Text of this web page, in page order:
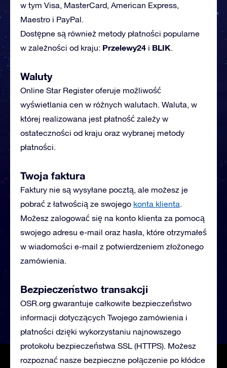
w tym Visa, MasterCard, American Express,
Maestro i PayPal.
Dostępne są również metody płatności popularne
w zależności od kraju: Przelewy24 i BLIK.
Waluty
Online Star Register oferuje możliwość
wyświetlania cen w różnych walutach. Waluta, w
której realizowana jest płatność zależy w
ostateczności od kraju oraz wybranej metody
płatności.
Twoja faktura
Faktury nie są wysyłane pocztą, ale możesz je
pobrać z łatwością ze swojego konta klienta.
Możesz zalogować się na konto klienta za pomocą
swojego adresu e-mail oraz hasła, które otrzymałeś
w wiadomości e-mail z potwierdzeniem złożonego
zamówienia.
Bezpieczeństwo transakcji
OSR.org gwarantuje całkowite bezpieczeństwo
informacji dotyczących Twojego zamówienia i
płatności dzięki wykorzystaniu najnowszego
protokołu bezpieczeństwa SSL (HTTPS). Możesz
rozpoznać nasze bezpieczne połączenie po kłódce